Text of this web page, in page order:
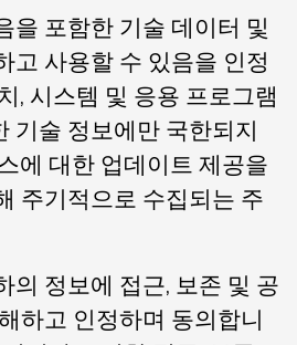
을 포함한 기술 데이터 및
고 사용할 수 있음을 인정
, 시스템 및 응용 프로그램
기술 정보에만 국한되지
에 대한 업데이트 제공을
주기적으로 수집되는 주
의 정보에 접근, 보존 및 공
하고 인정하며 동의합니